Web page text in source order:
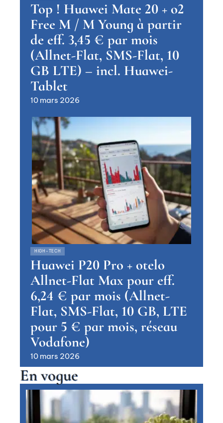
Top ! Huawei Mate 20 + o2
Free M / M Young à partir
de eff. 3,45 € par mois
(Allnet-Flat, SMS-Flat, 10
GB LTE) – incl. Huawei-
Tablet
10 mars 2026
HIGH-TECH
Huawei P20 Pro + otelo
Allnet-Flat Max pour eff.
6,24 € par mois (Allnet-
Flat, SMS-Flat, 10 GB, LTE
pour 5 € par mois, réseau
Vodafone)
10 mars 2026
En vogue